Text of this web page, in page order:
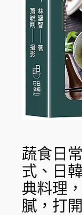
蔬食日
式、日
典料理
膩，打